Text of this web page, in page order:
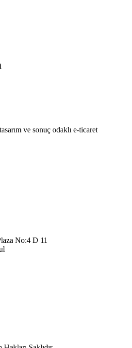
ve sonuç odaklı e-ticaret
No:4 D 11